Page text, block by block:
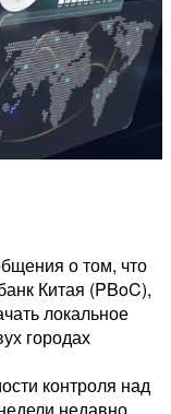
о том, что
Китая (PBoC),
локальное
городах
контроля над